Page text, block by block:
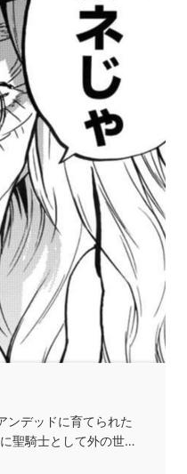
ンデッドに育てられた
聖騎士として外の世界